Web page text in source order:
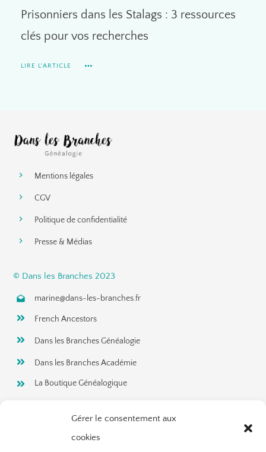
Gérer le consentement aux
cookies
Prisonniers dans les Stalags : 3 ressources
clés pour vos recherches
LIRE L'ARTICLE
Mentions légales
CGV
Politique de confidentialité
Presse & Médias
© Dans les Branches 2023
marine@dans-les-branches.fr
French Ancestors
Dans les Branches Généalogie
Dans les Branches Académie
La Boutique Généalogique
Rejoignez ma newsletter!